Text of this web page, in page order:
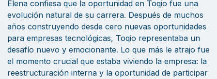
Elena confiesa que la oportunidad en Toqio fue una
evolución natural de su carrera. Después de muchos
años construyendo desde cero nuevas oportunidades
para empresas tecnológicas, Toqio representaba un
desafío nuevo y emocionante. Lo que más le atrajo fue
el momento crucial que estaba viviendo la empresa: la
reestructuración interna y la oportunidad de participar